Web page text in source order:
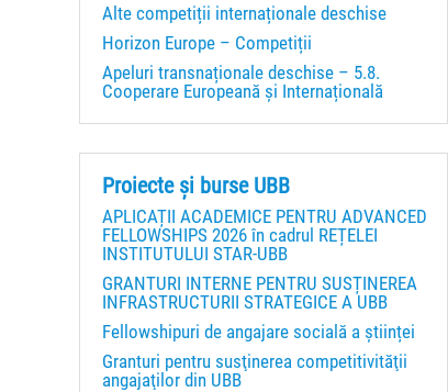
Alte competiții internaționale deschise
Horizon Europe – Competiții
Apeluri transnaționale deschise – 5.8.
Cooperare Europeană și Internațională
Proiecte și burse UBB
APLICAȚII ACADEMICE PENTRU ADVANCED
FELLOWSHIPS 2026 în cadrul REȚELEI
INSTITUTULUI STAR-UBB
GRANTURI INTERNE PENTRU SUSȚINEREA
INFRASTRUCTURII STRATEGICE A UBB
Fellowshipuri de angajare socială a științei
Granturi pentru susţinerea competitivităţii
angajaţilor din UBB